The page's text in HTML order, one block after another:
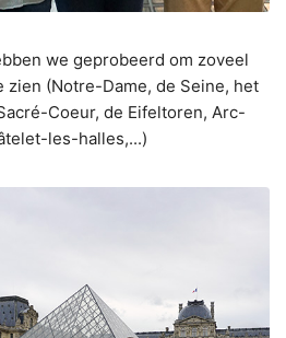
we geprobeerd om zoveel
zien (Notre-Dame, de Seine, het
Coeur, de Eifeltoren, Arc-
les-halles,...)